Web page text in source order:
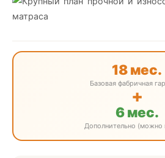
18 мес.
Базовая фабричная
+
6 мес.
Дополнительно (можно